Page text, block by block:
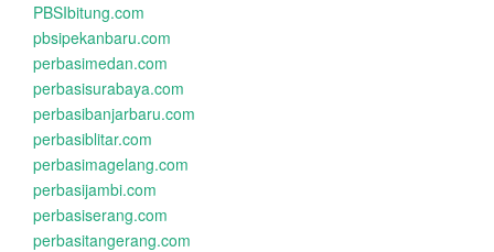
PBSIbitung.com
pbsipekanbaru.com
perbasimedan.com
perbasisurabaya.com
perbasibanjarbaru.com
perbasiblitar.com
perbasimagelang.com
perbasijambi.com
perbasiserang.com
perbasitangerang.com